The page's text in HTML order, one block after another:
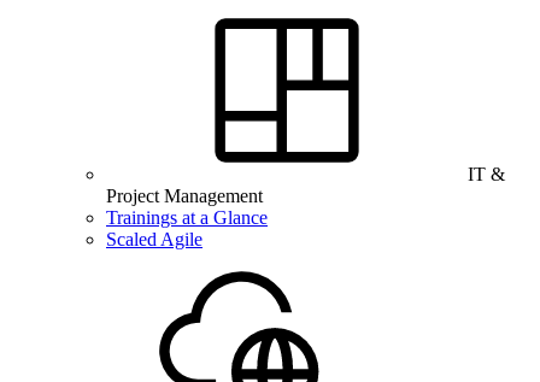
IT &
Project Management
Trainings at a Glance
Scaled Agile